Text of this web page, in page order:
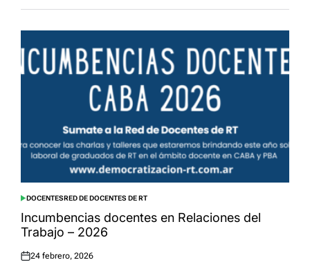
POSTED
IN
DOCENTESRED DE DOCENTES DE RT
Incumbencias docentes en Relaciones del
Trabajo – 2026
Posted
24 febrero, 2026